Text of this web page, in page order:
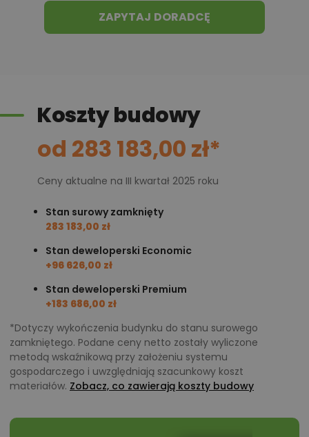
ZAPYTAJ DORADCĘ
Koszty budowy
od 283 183,00 zł*
Ceny aktualne na III kwartał 2025 roku
Stan surowy zamknięty
283 183,00 zł
Stan deweloperski Economic
+96 626,00 zł
Stan deweloperski Premium
+183 686,00 zł
*Dotyczy wykończenia budynku do stanu surowego
zamkniętego. Podane ceny netto zostały wyliczone
metodą wskaźnikową przy założeniu systemu
gospodarczego i uwzględniają szacunkowy koszt
materiałów. Zobacz, co zawierają koszty budowy